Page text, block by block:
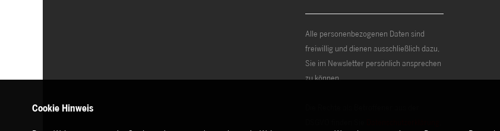
Alle personenbezogenen Daten sind
freiwillig und dienen ausschließlich dazu,
Sie im Newsletter persönlich ansprechen
zu können.
Cookie Hinweis